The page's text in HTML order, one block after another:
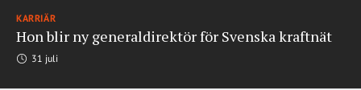
KARRIÄR
Hon blir ny generaldirektör för Svenska kraftnät
31 juli